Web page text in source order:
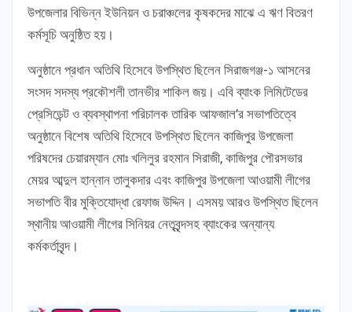
উপজেলার বিভিন্ন ইউনিয়ন ও চরাঞ্চলের কৃষকদের মাঝে এ ঋণ বিতরণ
কর্মসূচি অনুষ্ঠিত হয়।
অনুষ্ঠানে প্রধান অতিথি হিসেবে উপস্থিত ছিলেন সিরাজগঞ্জ-১ আসনের
সংসদ সদস্য প্রকৌশলী তানভীর শাকিল জয়। এবি ব্যাংক লিমিটেডের
প্রেসিডেন্ট ও ব্যবস্থাপনা পরিচালক তারিক আফজাল’র সভাপতিত্বে
অনুষ্ঠানে বিশেষ অতিথি হিসেবে উপস্থিত ছিলেন কাজিপুর উপজেলা
পরিষদের চেয়ারম্যান মোঃ খলিলুর রহমান সিরাজী, কাজিপুর পৌরসভার
মেয়র আব্দুল হান্নান তালুকদার এবং কাজিপুর উপজেলা আওয়ামী লীগের
সভাপতি বীর মুক্তিযোদ্ধা রেফাজ উদ্দিন। এসময় আরও উপস্থিত ছিলেন
স্থানীয় আওয়ামী লীগের সিনিয়র নেতৃবৃন্দসহ ব্যাংকের অন্যান্য
কর্মকর্তাবৃন্দ।